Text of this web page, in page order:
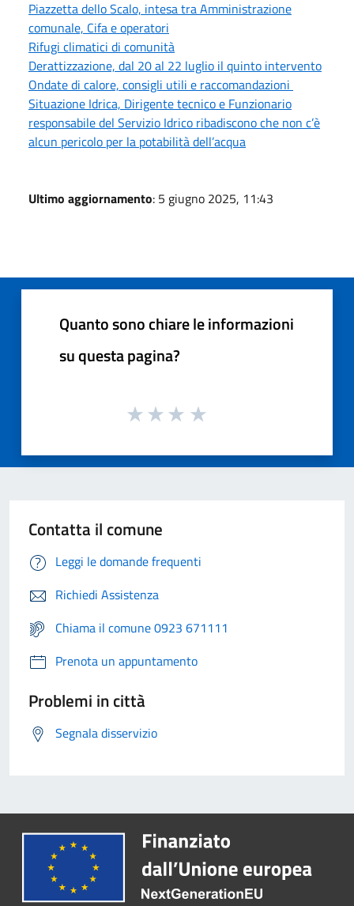
Piazzetta dello Scalo, intesa tra Amministrazione
comunale, Cifa e operatori
Rifugi climatici di comunità
Derattizzazione, dal 20 al 22 luglio il quinto intervento
Ondate di calore, consigli utili e raccomandazioni
Situazione Idrica, Dirigente tecnico e Funzionario
responsabile del Servizio Idrico ribadiscono che non c’è
alcun pericolo per la potabilità dell’acqua
Ultimo aggiornamento: 5 giugno 2025, 11:43
Quanto sono chiare le informazioni
su questa pagina?
Contatta il comune
Leggi le domande frequenti
Richiedi Assistenza
Chiama il comune 0923 671111
Prenota un appuntamento
Problemi in città
Segnala disservizio